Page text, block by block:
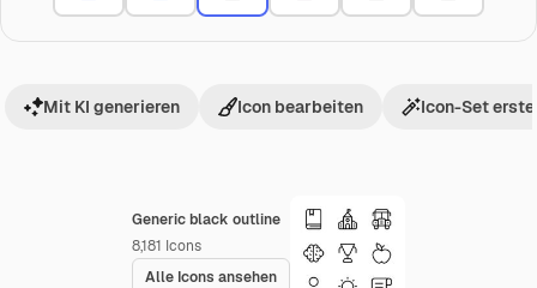
Generic black outline
8,181 Icons
Alle Icons ansehen
Mit KI generieren Icon bearbeiten Icon-Set